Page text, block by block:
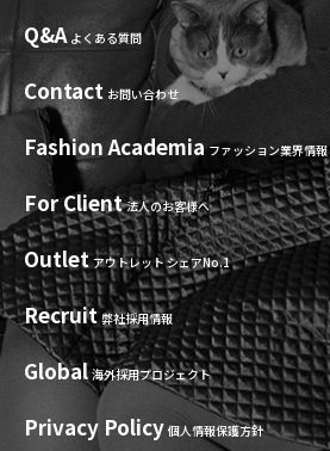
Q&A よくある質問
Contact お問い合わせ
Fashion Academia ファッション業界情報
For Client 法人のお客様へ
Outlet アウトレット シェアNo.1
Recruit 弊社採用情報
Global 海外採用プロジェクト
Privacy Policy 個人情報保護方針